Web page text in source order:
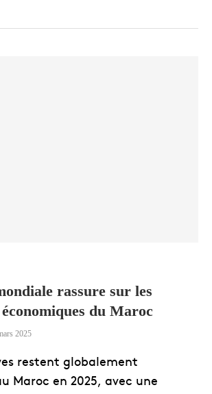
rassure sur les
du Maroc
2025
restent globalement
Maroc en 2025, avec une